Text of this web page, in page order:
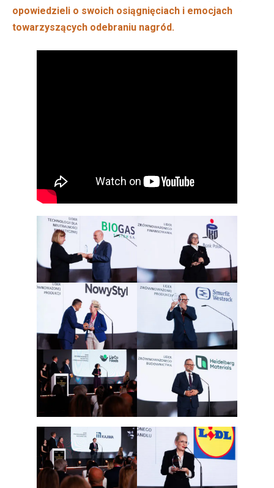
opowiedzieli o swoich osiągnięciach i emocjach
towarzyszących odebraniu nagród.